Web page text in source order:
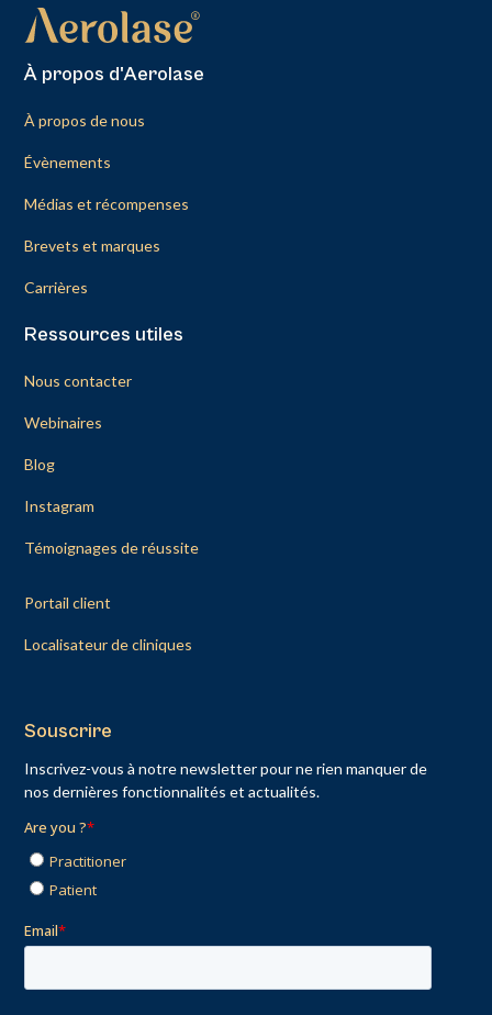
À propos d'Aerolase
À propos de nous
Évènements
Médias et récompenses
Brevets et marques
Carrières
Ressources utiles
Nous contacter
Webinaires
Blog
Instagram
Témoignages de réussite
Portail client
Localisateur de cliniques
Souscrire
Inscrivez-vous à notre newsletter pour ne rien manquer de
nos dernières fonctionnalités et actualités.